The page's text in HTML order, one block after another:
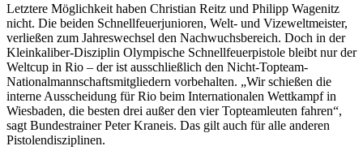
Letztere Möglichkeit haben Christian Reitz und Philipp Wagenitz
nicht. Die beiden Schnellfeuerjunioren, Welt- und Vizeweltmeister,
verließen zum Jahreswechsel den Nachwuchsbereich. Doch in der
Kleinkaliber-Disziplin Olympische Schnellfeuerpistole bleibt nur der
Weltcup in Rio – der ist ausschließlich den Nicht-Topteam-
Nationalmannschaftsmitgliedern vorbehalten. „Wir schießen die
interne Ausscheidung für Rio beim Internationalen Wettkampf in
Wiesbaden, die besten drei außer den vier Topteamleuten fahren“,
sagt Bundestrainer Peter Kraneis. Das gilt auch für alle anderen
Pistolendisziplinen.